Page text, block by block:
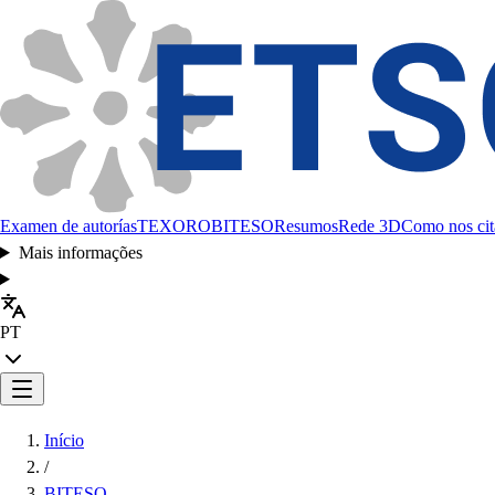
Examen de autoríasTEXOROBITESOResumosRede 3DComo nos
Mais informações
PT
Início
/